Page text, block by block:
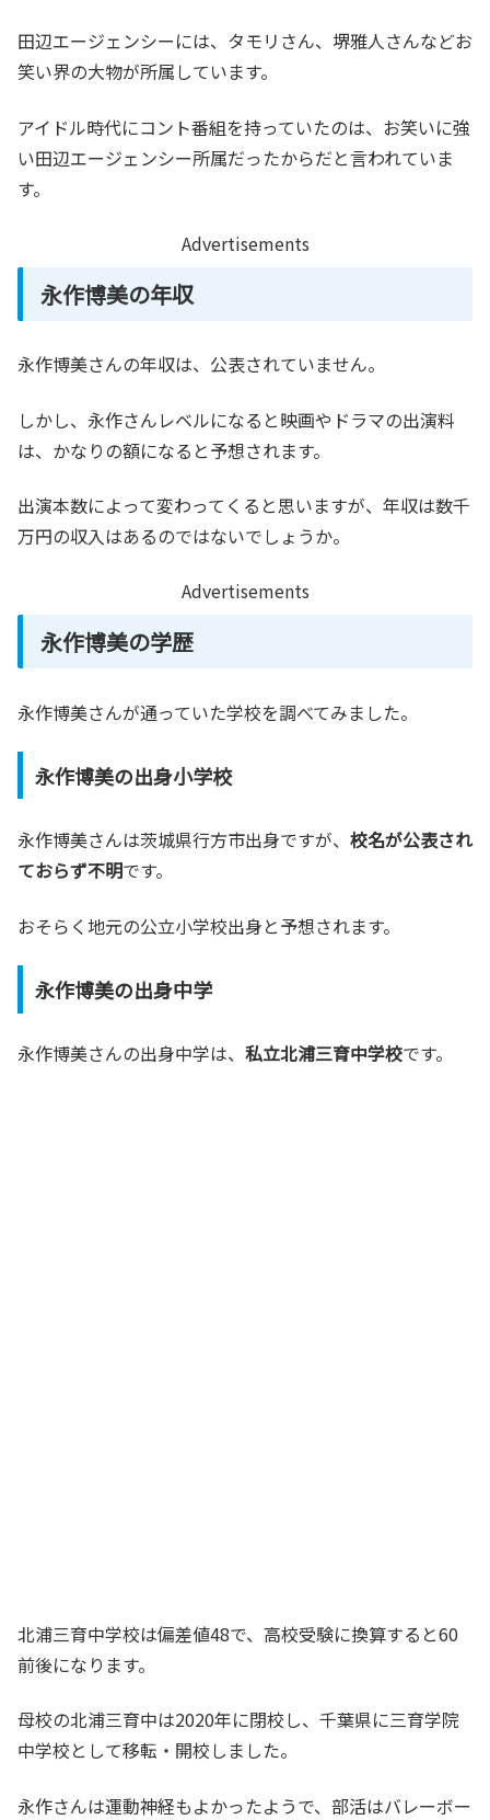
田辺エージェンシーには、タモリさん、堺雅人さんなどお
笑い界の大物が所属しています。
アイドル時代にコント番組を持っていたのは、お笑いに強
い田辺エージェンシー所属だったからだと言われていま
す。
Advertisements
永作博美の年収
永作博美さんの年収は、公表されていません。
しかし、永作さんレベルになると映画やドラマの出演料
は、かなりの額になると予想されます。
出演本数によって変わってくると思いますが、年収は数千
万円の収入はあるのではないでしょうか。
Advertisements
永作博美の学歴
永作博美さんが通っていた学校を調べてみました。
永作博美の出身小学校
永作博美さんは茨城県行方市出身ですが、 校名が公表され
ておらず不明です。
おそらく地元の公立小学校出身と予想されます。
永作博美の出身中学
永作博美さんの出身中学は、 私立北浦三育中学校です。
北浦三育中学校は偏差値48で、高校受験に換算すると60
前後になります。
母校の北浦三育中は2020年に閉校し、千葉県に三育学院
中学校として移転・開校しました。
永作さんは運動神経もよかったようで、部活はバレーボー